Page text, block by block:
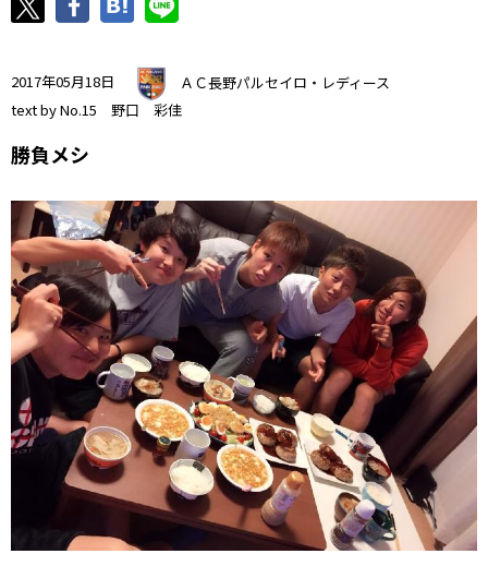
2017年05月18日
ＡＣ長野パルセイロ・レディース
text by No.15 野口 彩佳
勝負メシ